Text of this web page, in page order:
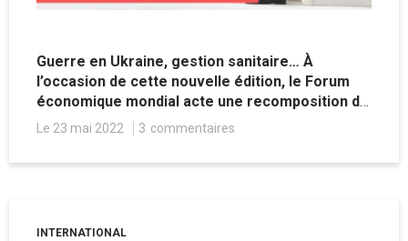
Guerre en Ukraine, gestion sanitaire… À
l’occasion de cette nouvelle édition, le Forum
économique mondial acte une recomposition de
l’ordre mondial.
Le 23 mai 2022 3 commentaires
INTERNATIONAL